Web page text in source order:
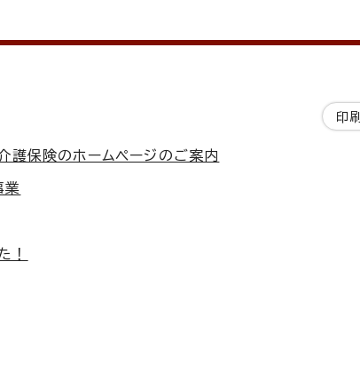
印刷
護保険のホームページのご案内
業
！